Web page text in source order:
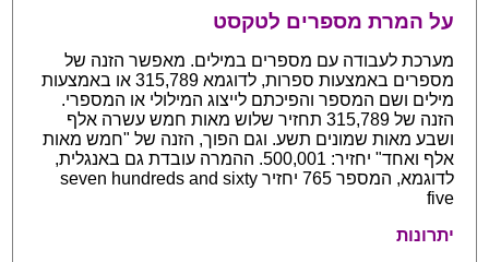
על המרת מספרים לטקסט
מערכת לעבודה עם מספרים במילים. מאפשר הזנה של
מספרים באמצעות ספרות, לדוגמא 315,789 או באמצעות
מילים ושם המספר והפיכתם לייצוג המילולי או המספרי.
הזנה של 315,789 תחזיר שלוש מאות חמש עשרה אלף
ושבע מאות שמונים תשע. וגם הפוך, הזנה של "חמש מאות
אלף ואחד" יחזיר: 500,001. ההמרה עובדת גם באנגלית,
לדוגמא, המספר 765 יחזיר seven hundreds and sixty
five
יתרונות